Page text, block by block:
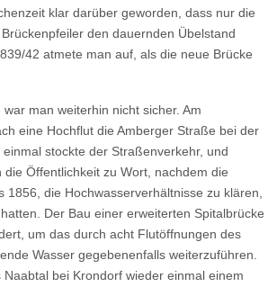
klar darüber geworden, dass nur die
den dauernden Übelstand
42 atmete man auf, als die neue Brücke
man weiterhin nicht sicher. Am
eine Hochflut die Amberger Straße bei der
stockte der Straßenverkehr, und
die Öffentlichkeit zu Wort, nachdem die
1856, die Hochwasserverhältnisse zu klären,
Der Bau einer erweiterten Spitalbrücke
um das durch acht Flutöffnungen des
Wasser gegebenenfalls weiterzuführen.
Naabtal bei Krondorf wieder einmal einem